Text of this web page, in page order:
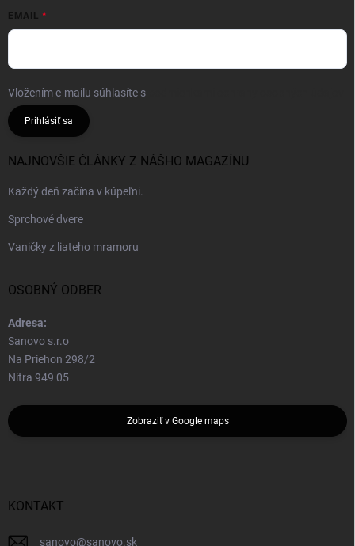
EMAIL
Vložením e-mailu súhlasíte s
Prihlásiť sa
NAJNOVŠIE ČLÁNKY Z NÁŠHO MAGAZÍNU
Každý deň začína v kúpeľni.
Sprchové dvere
Vaničky z liateho mramoru
OSOBNÝ ODBER
Adresa:
Sanovo s.r.o
Na Priehon 298/2
Nitra 949 05
Zobraziť v Google maps
KONTAKT
sanovo@sanovo.sk